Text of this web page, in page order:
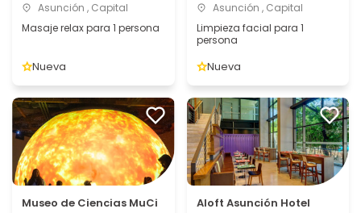
Asunción , Capital
Masaje relax para 1 persona
Nueva
Asunción , Capital
Limpieza facial para 1
persona
Nueva
Museo de Ciencias MuCi Aloft Asunción Hotel